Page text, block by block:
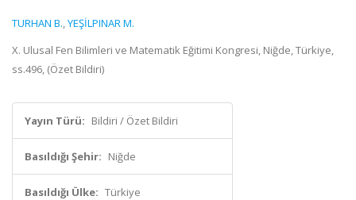
TURHAN B.,YEŞİLPINAR M.
X. Ulusal Fen Bilimleri ve Matematik Eğitimi Kongresi, Niğde, Türkiye,
ss.496, (Özet Bildiri)
Yayın Türü: Bildiri / Özet Bildiri
Basıldığı Şehir: Niğde
Basıldığı Ülke: Türkiye